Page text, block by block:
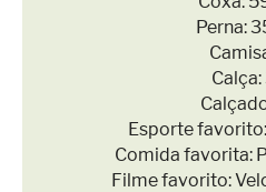
Perna:
Esporte
Comida favorita:
Filme favorito: